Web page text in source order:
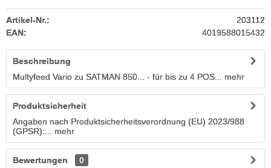
Artikel-Nr.:
203112
EAN:
4019588015432
Beschreibung
Multyfeed Vario zu SATMAN 850... - für bis zu 4 POS...
mehr
Produktsicherheit
Angaben nach Produktsicherheitsverordnung (EU) 2023/988
(GPSR):...
mehr
Bewertungen
0